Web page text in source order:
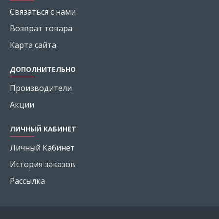
Связаться с нами
Возврат товара
Карта сайта
ДОПОЛНИТЕЛЬНО
Производители
Акции
ЛИЧНЫЙ КАБИНЕТ
Личный Кабинет
История заказов
Рассылка